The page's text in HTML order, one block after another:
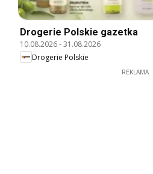
Drogerie Polskie gazetka
10.08.2026-31.08.2026
Drogerie Polskie
REKLAMA